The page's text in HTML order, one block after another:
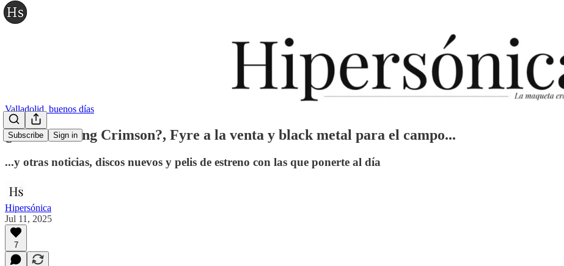
Subscribe Sign in
Valladolid, buenos días
¿Vuelven King Crimson?, Fyre a la venta y black metal para el campo...
...y otras noticias, discos nuevos y pelis de estreno con las que ponerte al día
Hipersónica
Jul 11, 2025
7